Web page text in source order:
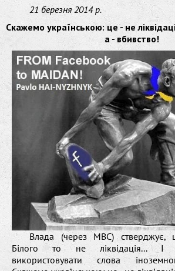
21 березня 2014 р.
Скажемо українською: це - не
а - вбивство!
Влада (через МВС) стверджує,
Білого то не ліквідація... І
використовувати слова